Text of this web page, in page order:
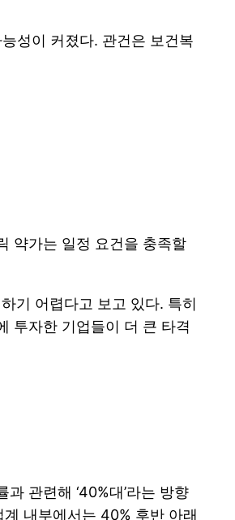
성이 커졌다. 관건은 보건복
약가는 일정 요건을 충족할
기 어렵다고 보고 있다. 특히
투자한 기업들이 더 큰 타격
관련해 ‘40%대’라는 방향
내부에서는 40% 후반 아래